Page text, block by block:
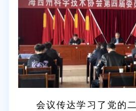
会议传达学习了党的